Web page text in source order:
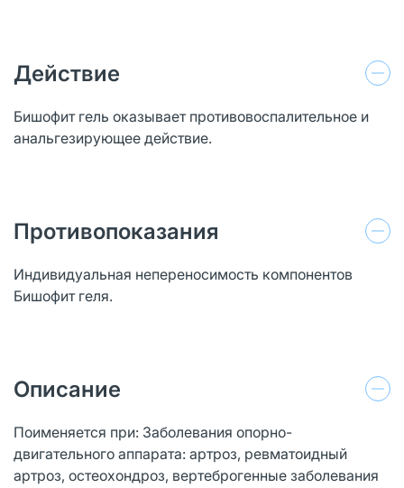
Действие
Бишофит гель оказывает противовоспалительное и
анальгезирующее действие.
Противопоказания
Индивидуальная непереносимость компонентов
Бишофит геля.
Описание
Поименяется при: Заболевания опорно-
двигательного аппарата: артроз, ревматоидный
артроз, остеохондроз, вертеброгенные заболевания